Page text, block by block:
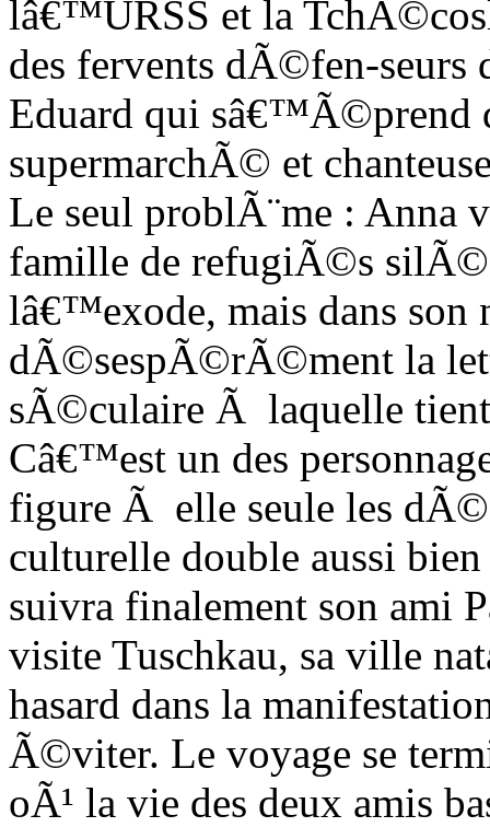
lâ€™URSS et la
des fervents dÃ©fen-
Eduard qui sâ€™Ã©prend
supermarchÃ© et
Le seul problÃ¨me : Anna
famille de refugiÃ©s
lâ€™exode, mais dans son
dÃ©sespÃ©rÃ©ment la
sÃ©culaire Ã laquelle
Câ€™est un des
figure Ã elle seule les
culturelle double aussi
suivra finalement son ami
visite Tuschkau, sa ville
hasard dans la
Ã©viter. Le voyage se
oÃ¹ la vie des deux amis